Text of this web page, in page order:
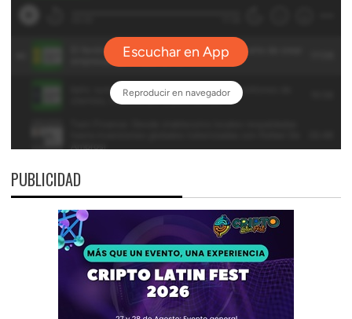
PUBLICIDAD